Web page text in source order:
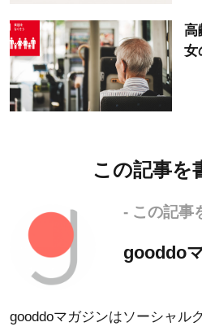
高
女
この記事を
- この記事
gooddo
gooddoマガジンはソーシャル